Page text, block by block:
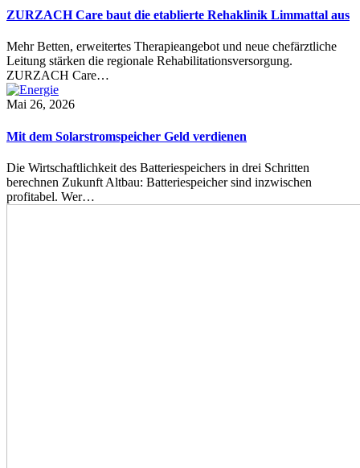
ZURZACH Care baut die etablierte Rehaklinik Limmattal aus
Mehr Betten, erweitertes Therapieangebot und neue chefärztliche
Leitung stärken die regionale Rehabilitationsversorgung.
ZURZACH Care…
Mai 26, 2026
Mit dem Solarstromspeicher Geld verdienen
Die Wirtschaftlichkeit des Batteriespeichers in drei Schritten
berechnen Zukunft Altbau: Batteriespeicher sind inzwischen
profitabel. Wer…